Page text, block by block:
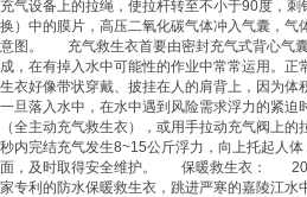
充气设备上的拉绳，使拉杆转至不小于90度，
换）中的膜片，高压二氧化碳气体冲入气囊，气
意图。 充气救生衣首要由密封充气式背心气
成，在有掉入水中可能性的作业中常常运用。正
生衣好像带状穿戴、披挂在人的肩背上，因为体
一旦落入水中，在水中遇到风险需求浮力的紧迫
（全主动充气救生衣），或用手拉动充气阀上的
秒内完结充气发生8~15公斤浮力，向上托起人
面，及时取得安全维护。 保暖救生衣 ：
家专利的防水保暖救生衣 ，跳进严寒的嘉陵江